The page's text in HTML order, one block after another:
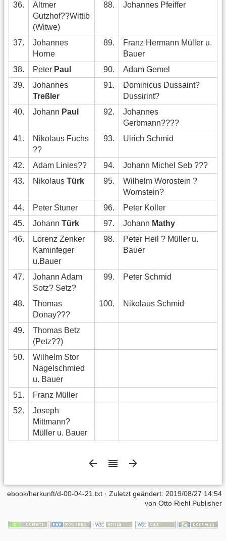
36.
Altmer
Gutzhof??Wittib
(Witwe)
88. Johannes Pfeiffer
37.
Johannes
Horne
89.
Franz Hermann Müller u.
Bauer
38.
Peter Paul 90.
Adam Gemel
39.
Johannes
Treßler
91.
Dominicus Dussaint?
Dussirint?
40.
Johann Paul 92.
Johannes
Gerbmann????
41.
Nikolaus Fuchs
??
93. Ulrich Schmid
42. Adam Linies?? 94.
Johann Michel Seb ???
43.
Nikolaus Türk 95.
Wilhelm Worostein ?
Wornstein?
44.
Peter Stuner 96.
Peter Koller
45.
Johann Türk 97. Johann Mathy
46.
Lorenz Zenker
Kaminfeger
u.Bauer
98.
Peter Heil ? Müller u.
Bauer
47.
Johann Adam
Sotz? Setz?
99. Peter Schmid
48.
Thomas
Donay???
100. Nikolaus Schmid
49.
Thomas Betz
(Petz??)
50.
Wilhelm Stor
Nagelschmied
u. Bauer
51.
Franz Müller
52.
Joseph
Mittmann?
Müller u. Bauer
ebook/herkunft/d-00-04-21.txt · Zuletzt geändert: 2019/08/27 14:54
von Otto Riehl Publisher